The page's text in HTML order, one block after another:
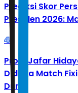
Prediksi Skor
Presiden 2026:
4
Profil Jafar
Diduga Match
Dunia